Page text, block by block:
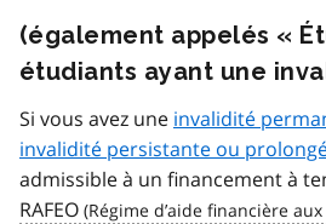
(également appelés «
étudiants ayant une
Si vous avez une invalidité
invalidité persistante ou
admissible à un financement à
RAFEO